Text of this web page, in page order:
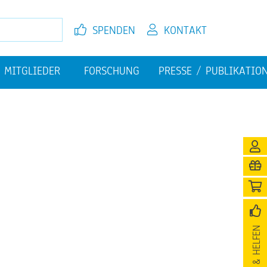
KON­TAKT
SPEN­DEN
MIT­GLIE­DER FOR­SCHUNG PRES­SE /